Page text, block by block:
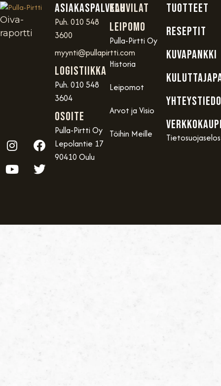
Oiva-
raportti
Asiakaspalvelu
Puh. 010 548
3600
myynti@pullapirtti.com
Logistiikka
Puh. 010 548
3604
OSOITE
Pulla-Pirtti Oy
Lepolantie 17
90410 Oulu
Kahvilat
Leipomo
Pulla-Pirtti Oy
Historia
Leipomot
Arvot ja Visio
Töihin Meille
TUOTTEET
RESEPTIT
KUVAPANKKI